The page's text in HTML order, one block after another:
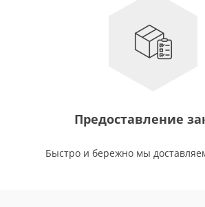
Предоставление
Быстро и бережно мы